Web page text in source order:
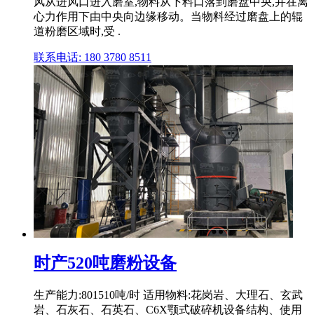
心力作用下由中央向边缘移动。当物料经过磨盘上的辊
道粉磨区域时,受 .
联系电话: 180 3780 8511
时产520吨磨粉设备
生产能力:801510吨/时 适用物料:花岗岩、大理石、玄武
岩、石灰石、石英石、C6X颚式破碎机设备结构、使用